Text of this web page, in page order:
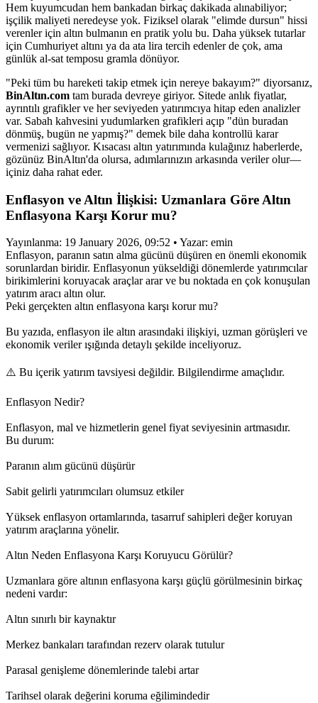
Hem kuyumcudan hem bankadan birkaç dakikada alınabiliyor;
işçilik maliyeti neredeyse yok. Fiziksel olarak "elimde dursun" hissi
verenler için altın bulmanın en pratik yolu bu. Daha yüksek tutarlar
için Cumhuriyet altını ya da ata lira tercih edenler de çok, ama
günlük al-sat temposu gramla dönüyor.
"Peki tüm bu hareketi takip etmek için nereye bakayım?" diyorsanız,
BinAltın.com tam burada devreye giriyor. Sitede anlık fiyatlar,
ayrıntılı grafikler ve her seviyeden yatırımcıya hitap eden analizler
var. Sabah kahvesini yudumlarken grafikleri açıp "dün buradan
dönmüş, bugün ne yapmış?" demek bile daha kontrollü karar
vermenizi sağlıyor. Kısacası altın yatırımında kulağınız haberlerde,
gözünüz BinAltın'da olursa, adımlarınızın arkasında veriler olur—
içiniz daha rahat eder.
Enflasyon ve Altın İlişkisi: Uzmanlara Göre Altın
Enflasyona Karşı Korur mu?
Yayınlanma: 19 January 2026, 09:52 • Yazar: emin
Enflasyon, paranın satın alma gücünü düşüren en önemli ekonomik
sorunlardan biridir. Enflasyonun yükseldiği dönemlerde yatırımcılar
birikimlerini koruyacak araçlar arar ve bu noktada en çok konuşulan
yatırım aracı altın olur.
Peki gerçekten altın enflasyona karşı korur mu?
Bu yazıda, enflasyon ile altın arasındaki ilişkiyi, uzman görüşleri ve
ekonomik veriler ışığında detaylı şekilde inceliyoruz.
⚠️ Bu içerik yatırım tavsiyesi değildir. Bilgilendirme amaçlıdır.
Enflasyon Nedir?
Enflasyon, mal ve hizmetlerin genel fiyat seviyesinin artmasıdır.
Bu durum:
Paranın alım gücünü düşürür
Sabit gelirli yatırımcıları olumsuz etkiler
Yüksek enflasyon ortamlarında, tasarruf sahipleri değer koruyan
yatırım araçlarına yönelir.
Altın Neden Enflasyona Karşı Koruyucu Görülür?
Uzmanlara göre altının enflasyona karşı güçlü görülmesinin birkaç
nedeni vardır:
Altın sınırlı bir kaynaktır
Merkez bankaları tarafından rezerv olarak tutulur
Parasal genişleme dönemlerinde talebi artar
Tarihsel olarak değerini koruma eğilimindedir